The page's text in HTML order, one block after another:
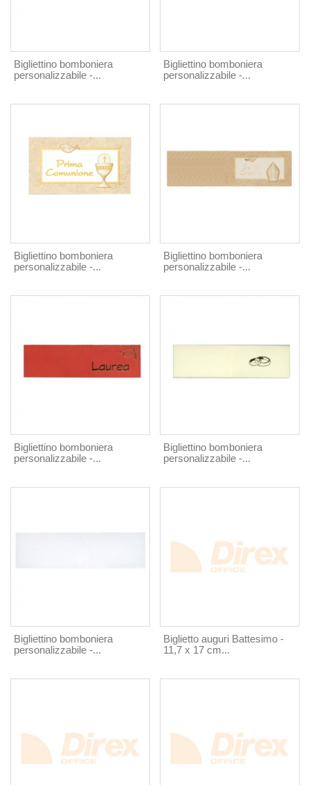
Bigliettino bomboniera
personalizzabile -...
Bigliettino bomboniera
personalizzabile -...
Bigliettino bomboniera
personalizzabile -...
Bigliettino bomboniera
personalizzabile -...
Bigliettino bomboniera
personalizzabile -...
Bigliettino bomboniera
personalizzabile -...
Bigliettino bomboniera
personalizzabile -...
Biglietto auguri Battesimo -
11,7 x 17 cm...